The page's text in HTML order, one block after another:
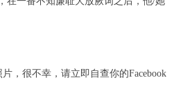
，很不幸，请立即自查你的Facebook